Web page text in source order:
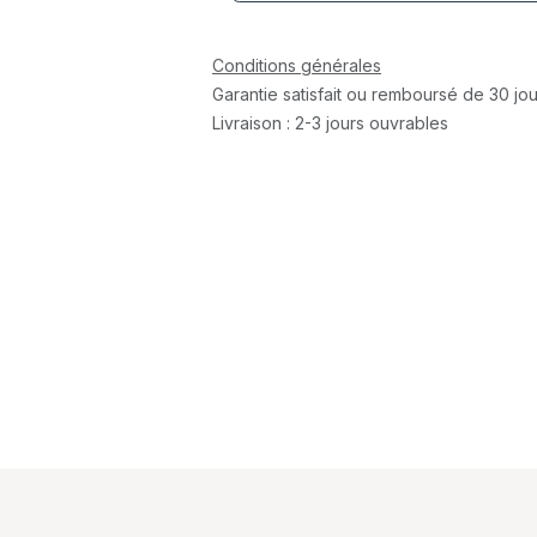
Conditions générales
Garantie satisfait ou remboursé de 30
Livraison : 2-3 jours ouvrables